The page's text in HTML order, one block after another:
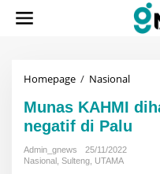
Homepage / NasionalMunas
stigma
Munas KAHMI
negatif di Palu
Admin_gnews
25/11/2022
Nasional Sulteng UTAMA